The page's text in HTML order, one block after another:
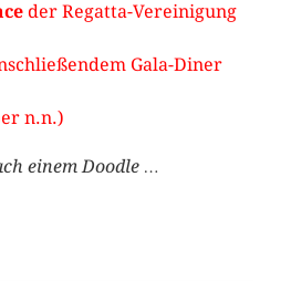
der Regatta-Vereinigung
Gala-Diner
n.n.)
einem Doodle …